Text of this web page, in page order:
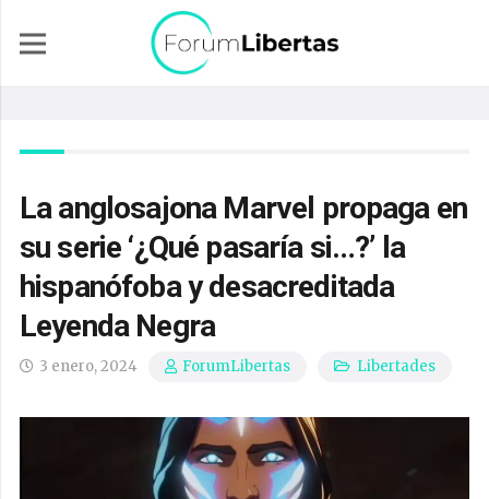
La anglosajona Marvel propaga en
su serie ‘¿Qué pasaría si…?’ la
hispanófoba y desacreditada
Leyenda Negra
3 enero, 2024 ForumLibertas Libertades